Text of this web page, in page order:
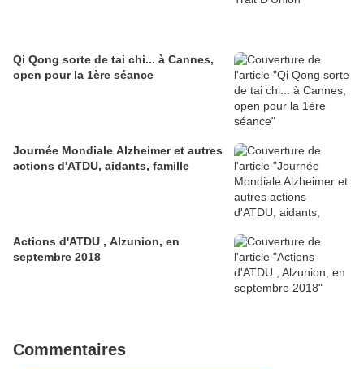
Qi Qong sorte de tai chi... à Cannes,
open pour la 1ère séance
Journée Mondiale Alzheimer et autres
actions d'ATDU, aidants, famille
Actions d'ATDU , Alzunion, en
septembre 2018
Commentaires